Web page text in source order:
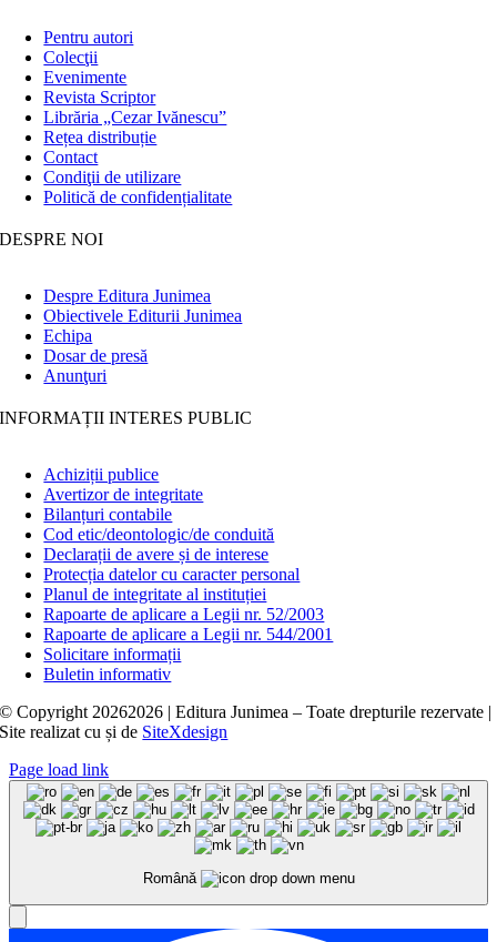
Pentru autori
Colecţii
Evenimente
Revista Scriptor
Librăria „Cezar Ivănescu”
Rețea distribuție
Contact
Condiţii de utilizare
Politică de confidențialitate
DESPRE NOI
Despre Editura Junimea
Obiectivele Editurii Junimea
Echipa
Dosar de presă
Anunţuri
INFORMAȚII INTERES PUBLIC
Achiziții publice
Avertizor de integritate
Bilanțuri contabile
Cod etic/deontologic/de conduită
Declarații de avere și de interese
Protecția datelor cu caracter personal
Planul de integritate al instituției
Rapoarte de aplicare a Legii nr. 52/2003
Rapoarte de aplicare a Legii nr. 544/2001
Solicitare informații
Buletin informativ
© Copyright20262026 | Editura Junimea – Toate drepturile rezervate |
Site realizat cușide SiteXdesign
Page load link
Română